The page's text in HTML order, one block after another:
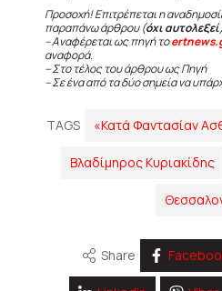
Προσοχή! Επιτρέπεται η
παραπάνω άρθρου (όχι αυτολεξεί
– Αναφέρεται ως πηγή το
αναφορά.
– Στο τέλος του άρθρου ως Πηγή
– Σε ένα από τα δύο σημεία να
TAGS «Κατά Φαντασίαν
Βλαδίμηρος Κυριακίδης
Share